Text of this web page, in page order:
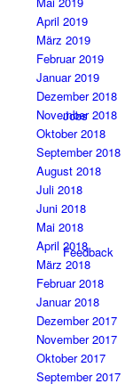
Jobs
Feedback
April 2019
März 2019
Februar 2019
Januar 2019
Dezember 2018
November 2018
Oktober 2018
September 2018
August 2018
Juli 2018
Juni 2018
Mai 2018
April 2018
März 2018
Februar 2018
Januar 2018
Dezember 2017
November 2017
Oktober 2017
September 2017